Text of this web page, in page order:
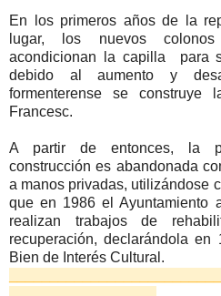
En los primeros años de la
lugar, los nuevos
acondicionan la capilla para
debido al aumento y
formenterense se
Francesc.
A partir de entonces, la
construcción es abandonada
a manos privadas, utilizándose
que en 1986 el Ayuntamiento
realizan trabajos de
recuperación, declarándola en
Bien de Interés Cultural.